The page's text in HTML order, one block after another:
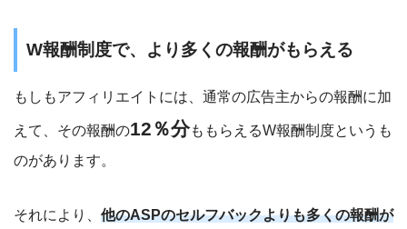
W報酬制度で、より多くの報酬がもらえる
もしもアフィリエイトには、通常の広告主からの報酬に加
えて、その報酬の12％分ももらえるW報酬制度というも
のがあります。
それにより、 他のASPのセルフバックよりも多くの報酬が